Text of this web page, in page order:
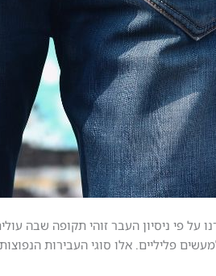
פי ניסיון העבר זוהי תקופה שבה
פליליים. אלו סוגי העבירות